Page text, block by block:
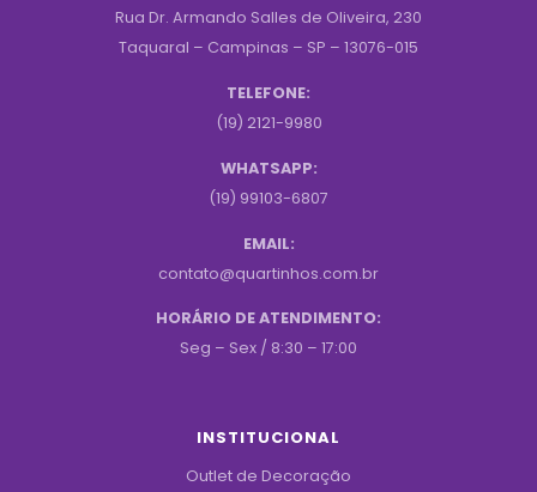
Rua Dr. Armando Salles de Oliveira, 230
Taquaral – Campinas – SP – 13076-015
TELEFONE:
(19) 2121-9980
WHATSAPP:
(19) 99103-6807
EMAIL:
contato@quartinhos.com.br
HORÁRIO DE ATENDIMENTO:
Seg – Sex / 8:30 – 17:00
INSTITUCIONAL
Outlet de Decoração